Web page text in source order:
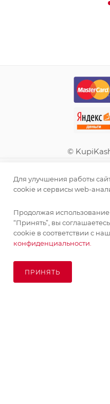
©
ПОМОЩЬ
ПОДПИСАТЬСЯ НА
Поставка живых растений
сроком 3-4 недели с
руб.!
ОК
Для улучшения работы
cookie и сервисы web-
Продолжая
“Принять”, вы
cookie в соответствии с
конфиденциальности.
ПРИНЯТЬ